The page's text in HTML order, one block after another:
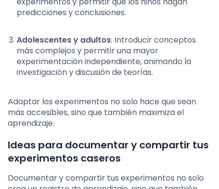
predicciones y conclusiones.
Adolescentes y adultos: Introducir conceptos
más complejos y permitir una mayor
experimentación independiente, animando la
investigación y discusión de teorías.
Adaptar los experimentos no solo hace que sean
más accesibles, sino que también maximiza el
aprendizaje.
Ideas para documentar y compartir tus
experimentos caseros
Documentar y compartir tus experimentos no solo